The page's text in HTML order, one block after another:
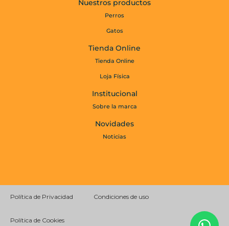
Nuestros productos
Perros
Gatos
Tienda Online
Tienda Online
Loja Física
Institucional
Sobre la marca
Novidades
Noticias
Política de Privacidad Condiciones de uso
Política de Cookies